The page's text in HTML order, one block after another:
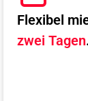
Flexibel
zwei Tagen